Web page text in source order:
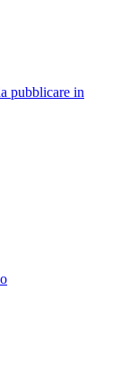
pubblicare in